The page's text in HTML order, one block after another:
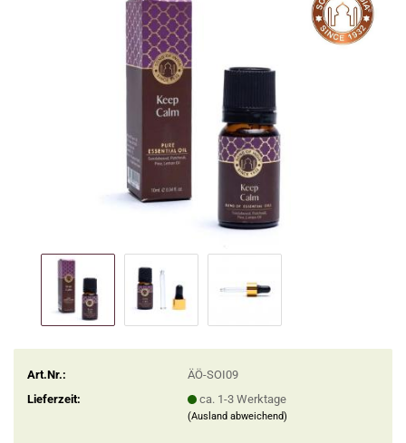
Art.Nr.:
ÄÖ-SOI09
Lieferzeit:
ca. 1-3 Werktage
(Ausland abweichend)